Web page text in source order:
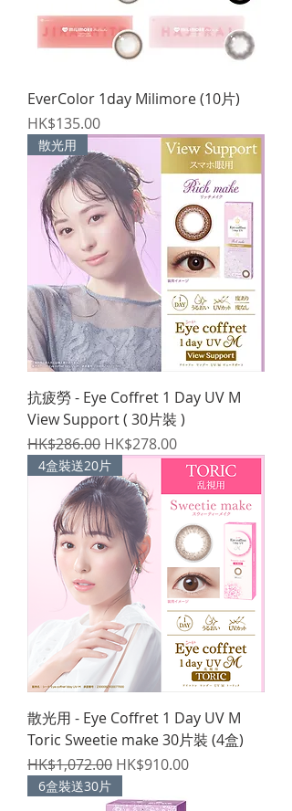
EverColor 1day Milimore (10片)
價格
HK$135.00
散光用
抗疲勞 - Eye Coffret 1 Day UV M
View Support ( 30片裝 )
一般價格
HK$286.00 促銷價格
HK$278.00
4盒裝送20片
散光用 - Eye Coffret 1 Day UV M
Toric Sweetie make 30片裝 (4盒)
一般價格
HK$1,072.00 促銷價格
HK$910.00
6盒裝送30片